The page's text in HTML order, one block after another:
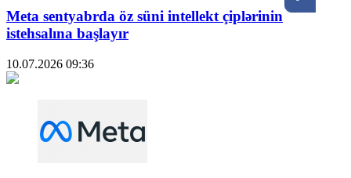
Meta sentyabrda öz süni intellekt çiplərinin
istehsalına başlayır
10.07.2026 09:36